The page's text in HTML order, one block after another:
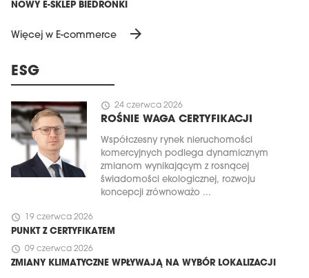
NOWY E-SKLEP BIEDRONKI
Więcej w E-commerce arrow_forward
ESG
schedule 24 czerwca 2026
ROŚNIE WAGA CERTYFIKACJI
Współczesny rynek nieruchomości
komercyjnych podlega dynamicznym
zmianom wynikającym z rosnącej
świadomości ekologicznej, rozwoju
koncepcji zrównoważo ...
schedule 19 czerwca 2026
PUNKT Z CERTYFIKATEM
schedule 09 czerwca 2026
ZMIANY KLIMATYCZNE WPŁYWAJĄ NA WYBÓR LOKALIZACJI